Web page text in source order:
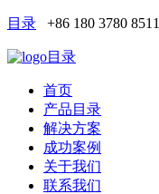
目录 +86 180 3780 8511
目录
首页
产品目录
解决方案
成功案例
关于我们
联系我们